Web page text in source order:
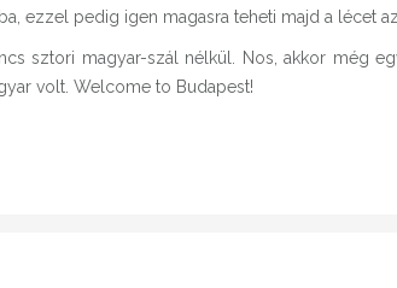
ezzel pedig igen magasra teheti majd a lécet
sztori magyar-szál nélkül. Nos, akkor még
volt. Welcome to Budapest!